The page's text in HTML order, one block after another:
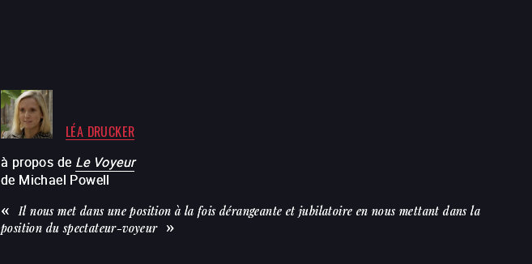
LÉA DRUCKER
à propos de Le Voyeur
de Michael Powell
Il nous met dans une position à la fois dérangeante et jubilatoire en nous mettant dans la
position du spectateur-voyeur